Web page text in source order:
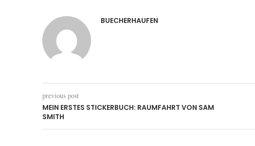
BUECHERHAUFEN
previous post
MEIN ERSTES STICKERBUCH: RAUMFAHRT VON SAM
SMITH